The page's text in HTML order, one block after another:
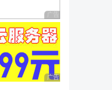
广告 商业广告，理性
广告 商业广告，理性